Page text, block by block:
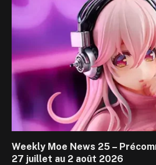
Weekly Moe News 25 –
27 juillet au 2 août 2026